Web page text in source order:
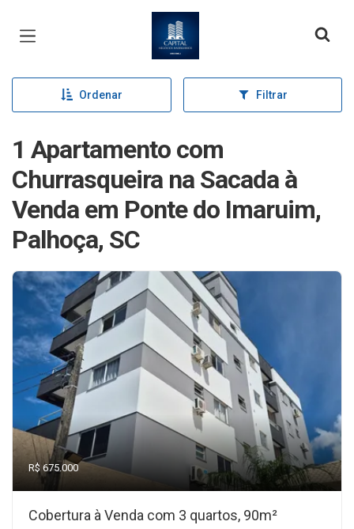
Página inicial
Ordenar Filtrar
1 Apartamento com
Churrasqueira na Sacada à
Venda em Ponte do Imaruim,
Palhoça, SC
R$ 675.000
Cobertura à Venda com 3 quartos, 90m²